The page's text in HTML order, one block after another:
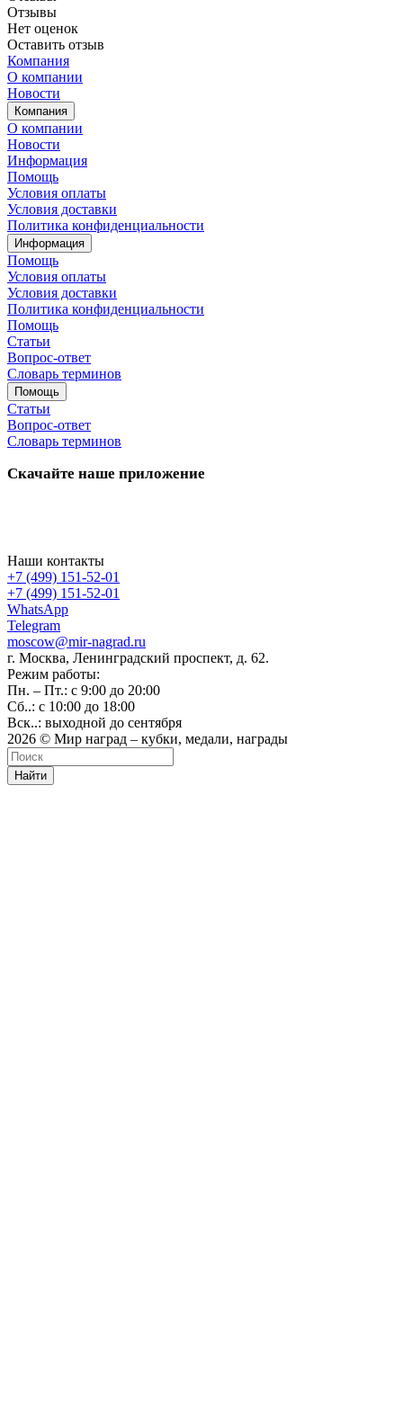
Отзывы
Нет оценок
Оставить отзыв
Компания
О компании
Новости
Компания
О компании
Новости
Информация
Помощь
Условия оплаты
Условия доставки
Политика конфиденциальности
Информация
Помощь
Условия оплаты
Условия доставки
Политика конфиденциальности
Помощь
Статьи
Вопрос-ответ
Словарь терминов
Помощь
Статьи
Вопрос-ответ
Словарь терминов
Скачайте наше приложение
Наши контакты
+7 (499) 151-52-01
+7 (499) 151-52-01
WhatsApp
Telegram
moscow@mir-nagrad.ru
г. Москва, Ленинградский проспект, д. 62.
Режим работы:
Пн. – Пт.: с 9:00 до 20:00
Сб..: с 10:00 до 18:00
Вск..: выходной до сентября
2026 © Мир наград – кубки, медали, награды
Найти